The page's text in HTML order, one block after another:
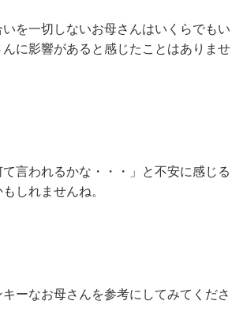
を一切しないお母さんはいくらでもい
に影響があると感じたことはありませ
言われるかな・・・」と不安に感じる
しれませんね。
ーなお母さんを参考にしてみてくださ